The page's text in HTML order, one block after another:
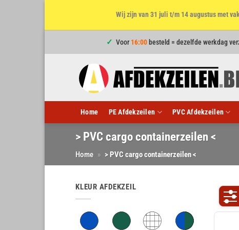
Wij zijn van 31 juli t/m 14 augustus met
Voor16:00 besteld = dezelfde werkdag
Home PE Afdekzeilen PVC Afdekzeilen
> PVC cargo containerzeilen <
Home » > PVC cargo containerzeilen <
KLEUR AFDEKZEIL